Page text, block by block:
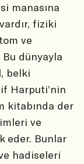
manasına
fiziki
ve
dünyayla
belki
Harputi’nin
kitabında der
ve
eder. Bunlar
hadiseleri